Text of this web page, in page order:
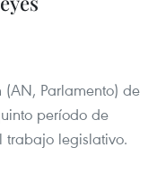
Parlamento) de
período de
trabajo legislativo.